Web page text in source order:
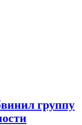
группу